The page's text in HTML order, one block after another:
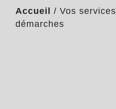
Accueil / Vos services
démarches